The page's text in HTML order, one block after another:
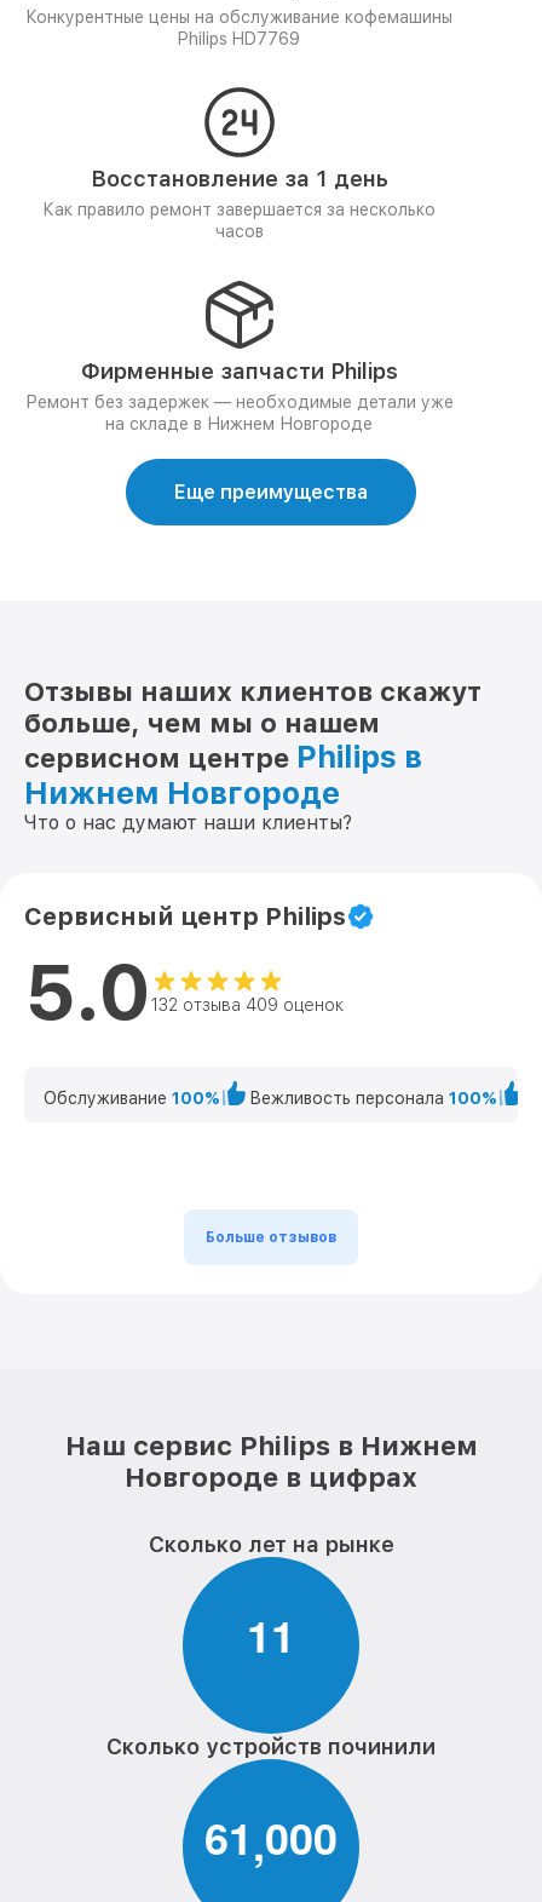
Конкурентные цены на обслуживание кофемашины
Philips HD7769
Восстановление за 1 день
Как правило ремонт завершается за несколько
часов
Фирменные запчасти Philips
Ремонт без задержек — необходимые детали уже
на складе в Нижнем Новгороде
Еще преимущества
Отзывы наших клиентов скажут
больше, чем мы о нашем
сервисном центре Philips в
Нижнем Новгороде
Что о нас думают наши клиенты?
Сервисный центр Philips
5.0 132 отзыва 409 оценок
Обслуживание 100% Вежливость персонала 100%
Больше отзывов
Наш сервис Philips в Нижнем
Новгороде в цифрах
Сколько лет на рынке
11
Сколько устройств починили
61,000